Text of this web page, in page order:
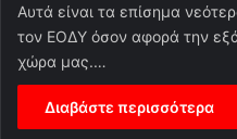
Αυτά είναι τα επίσημα
τον ΕΟΔΥ όσον αφορά την
χώρα μας.…
Διαβάστε περισσότερα